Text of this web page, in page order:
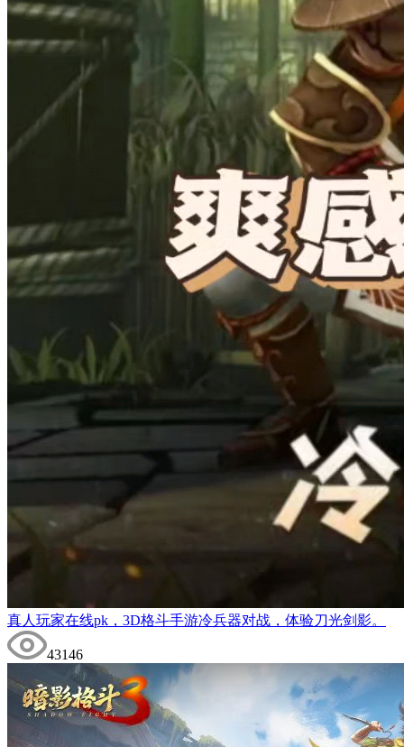
真人玩家在线pk，3D格斗手游冷兵器对战，体验刀光剑影。
43146